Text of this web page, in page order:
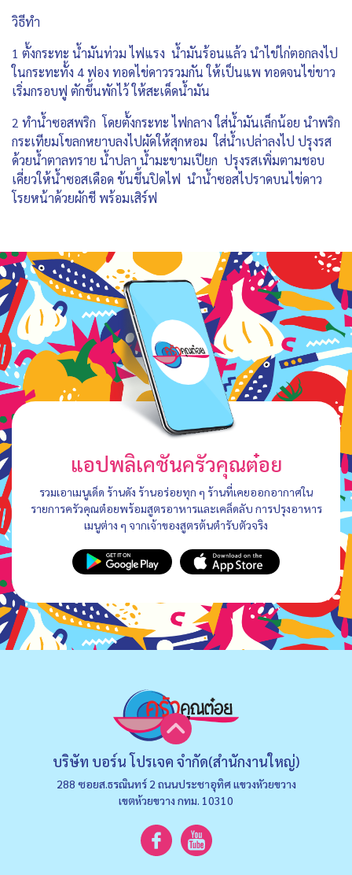
วิธีทำ
1 ตั้งกระทะ น้ำมันท่วม ไฟแรง น้ำมันร้อนแล้ว นำไข่ไก่ตอกลงไป
ในกระทะทั้ง 4 ฟอง ทอดไข่ดาวรวมกัน ให้เป็นแพ ทอดจนไข่ขาว
เริ่มกรอบฟู ตักขึ้นพักไว้ ให้สะเด็ดน้ำมัน
2 ทำน้ำซอสพริก โดยตั้งกระทะ ไฟกลาง ใส่น้ำมันเล็กน้อย นำพริก
กระเทียมโขลกหยาบลงไปผัดให้สุกหอม ใส่น้ำเปล่าลงไป ปรุงรส
ด้วยน้ำตาลทราย น้ำปลา น้ำมะขามเปียก ปรุงรสเพิ่มตามชอบ
เคี่ยวให้น้ำซอสเดือด ข้นขึ้นปิดไฟ นำน้ำซอสไปราดบนไข่ดาว
โรยหน้าด้วยผักชี พร้อมเสิร์ฟ
แอปพลิเคชันครัวคุณต๋อย
รวมเอาเมนูเด็ด ร้านดัง ร้านอร่อยทุก ๆ ร้านที่เคยออกอากาศใน
รายการครัวคุณต๋อยพร้อมสูตรอาหารและเคล็ดลับ การปรุงอาหาร
เมนูต่าง ๆ จากเจ้าของสูตรต้นตำรับตัวจริง
บริษัท บอร์น โปรเจค จำกัด(สำนักงานใหญ่)
288 ซอยส.ธรณินทร์ 2 ถนนประชาอุทิศ แขวงหัวยขวาง
เขตห้วยขวาง กทม. 10310